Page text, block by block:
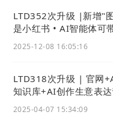
增强，人类从事的
而是有更多机会接
真正把人从传统的
因此，所有的数字
行逻辑为本源的新经
LTD352次升级 |新增"
是小红书 • AI智能体可
2025-12-08 16:05:16
LTD318次升级 | 官网
知识库+AI创作生意表
支持批量添加
2025-04-07 15:34:09